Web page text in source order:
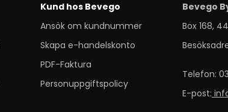
Kund hos Bevego
Ansök om kundnummer
Skapa e-handelskonto
PDF-Faktura
Personuppgiftspolicy
Bevego
Box 168,
Telefon:
E-post: